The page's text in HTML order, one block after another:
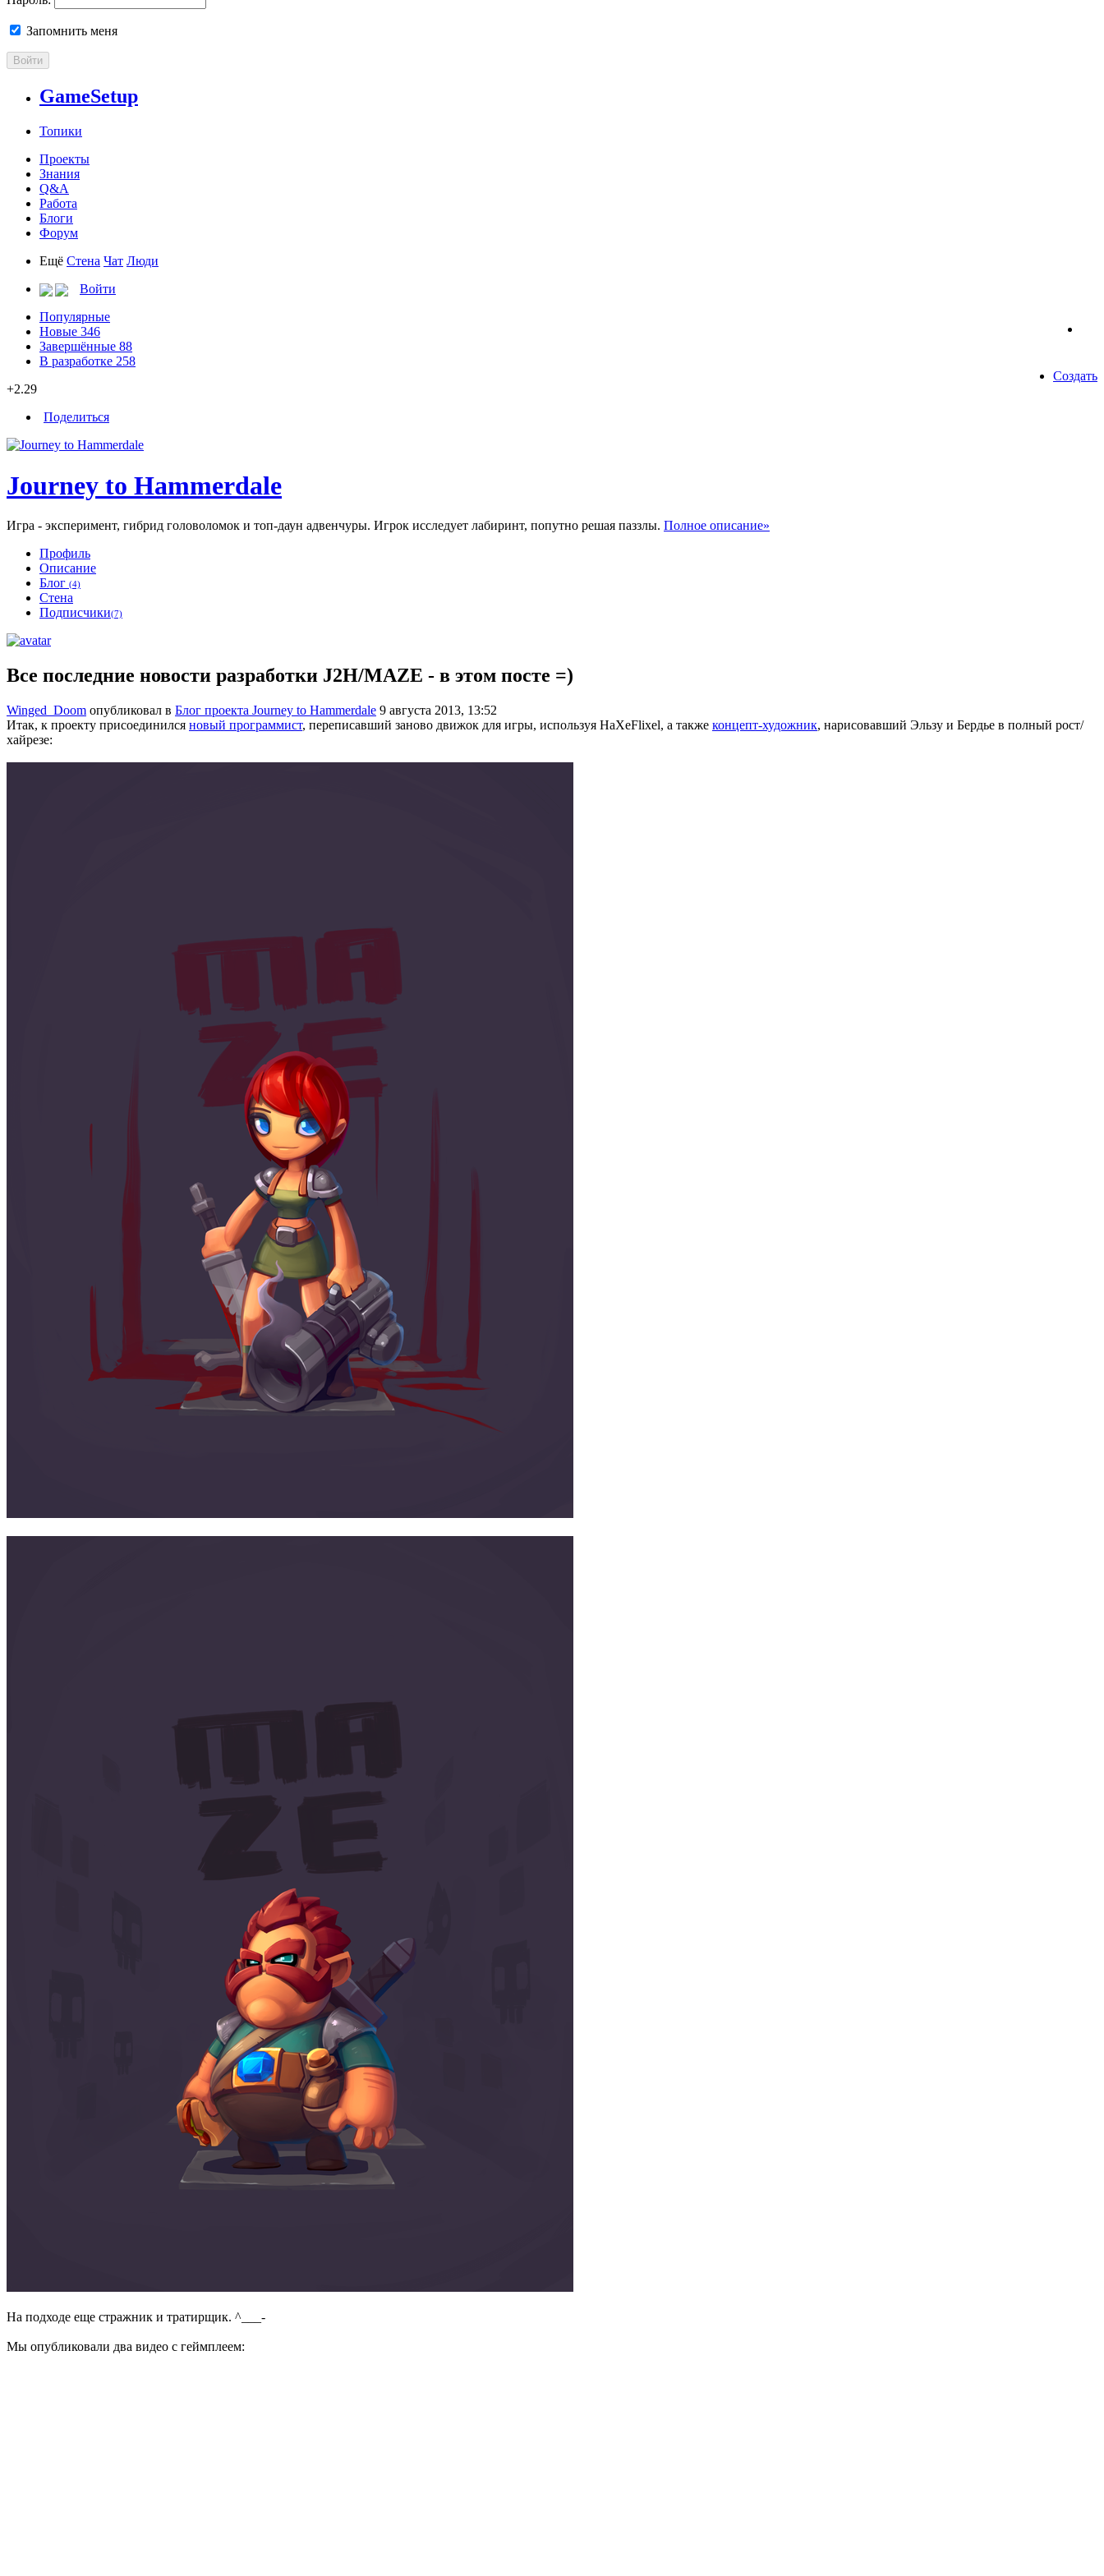
Запомнить меня
Войти
GameSetup
Топики
Проекты
Знания
Q&A
Работа
Блоги
Форум
Ещё Стена Чат Люди
Войти
Популярные
Новые 346
Завершённые 88
В разработке 258
Создать
+2.29
Поделиться
Journey to Hammerdale
Игра - эксперимент, гибрид головоломок и топ-даун адвенчуры. Игрок исследует лабиринт, попутно решая паззлы. Полное описание»
Профиль
Описание
Блог (4)
Стена
Подписчики(7)
Все последние новости разработки J2H/MAZE - в этом посте =)
Winged_Doom опубликовал в Блог проекта Journey to Hammerdale 9 августа 2013, 13:52
Итак, к проекту присоединился новый программист, переписавший заново движок для игры, используя HaXeFlixel, а также концепт-художник, нарисовавший Эльзу и Бердье в полный рост/
хайрезе:
На подходе еще стражник и тратирщик. ^___-
Мы опубликовали два видео с геймплеем: